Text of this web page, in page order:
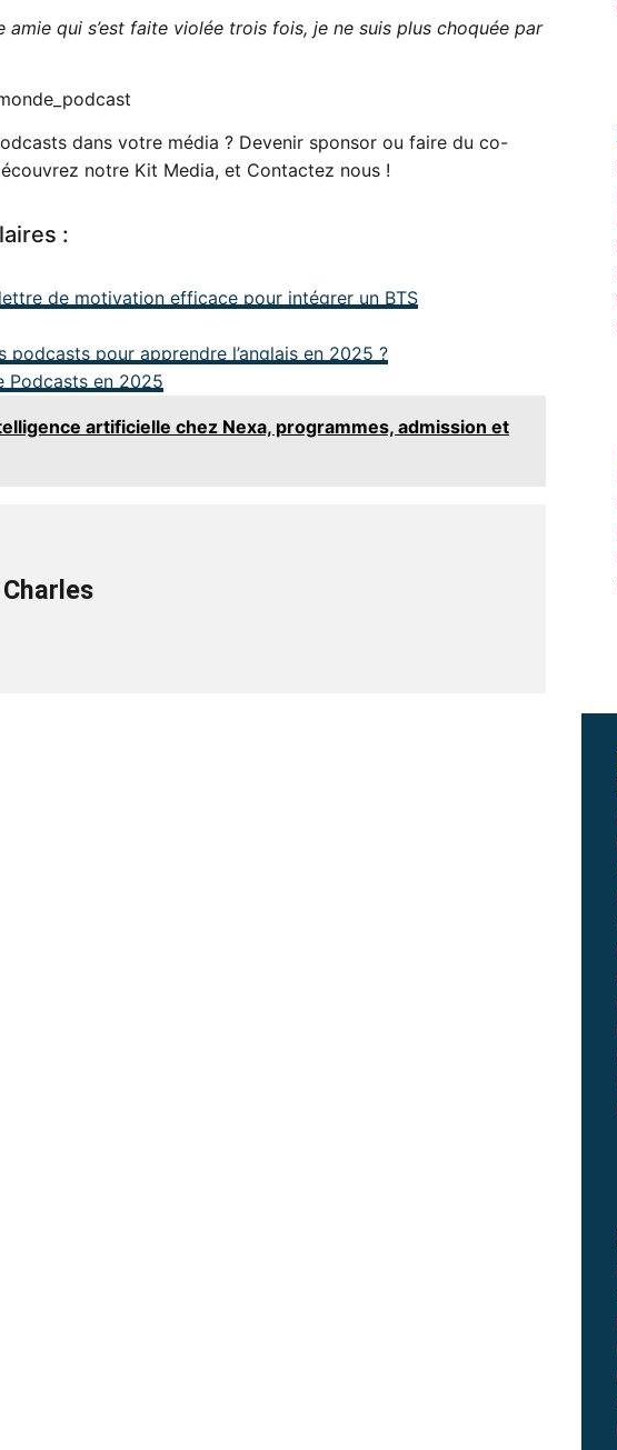
amie qui s’est faite violée trois fois, je ne suis plus choquée par
dans votre média ? Devenir sponsor ou faire du co-
notre Kit Media, et Contactez nous !
:
de motivation efficace pour intégrer un BTS
podcasts pour apprendre l’anglais en 2025 ?
Podcasts en 2025
artificielle chez Nexa, programmes, admission et